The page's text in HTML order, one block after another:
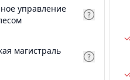
управление
магистраль